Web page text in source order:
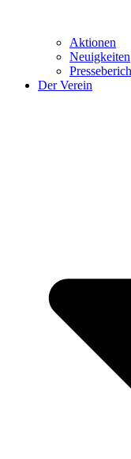
Aktionen
Neuigkeiten
Der Verein